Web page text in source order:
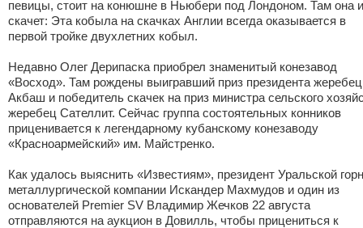
певицы, стоит на конюшне в Ньюбери под Лондоном. Там она и
скачет: Эта кобыла на скачках Англии всегда оказывается в
первой тройке двухлетних кобыл.
Недавно Олег Дерипаска приобрел знаменитый конезавод
«Восход». Там рождены выигравший приз президента жеребец
Акбаш и победитель скачек на приз министра сельского
жеребец Сателлит. Сейчас группа состоятельных конников
приценивается к легендарному кубанскому конезаводу
«Красноармейский» им. Майстренко.
Как удалось выяснить «Известиям», президент Уральской
металлургической компании Искандер Махмудов и один из
основателей Premier SV Владимир Жечков 22 августа
отправляются на аукцион в Довилль, чтобы прицениться к